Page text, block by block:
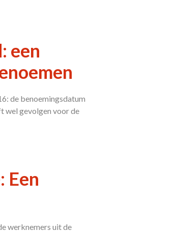
een
de benoemingsdatum
wel gevolgen voor de
Een
werknemers uit de